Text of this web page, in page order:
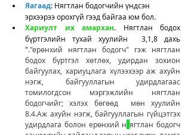
Яагаад: Нягтлан бодогчийн үндсэн
эрхээрээ орохгүй гээд байгаа юм бол.
Хариулт их амархан. Нягтлан бодох
бүртгэлийн тухай хуулийн  3,1,8 дахь
"."ерөнхий нягтлан бодогч" гэж нягтлан
бодох бүртгэл хөтлөх, удирдан зохион
байгуулах, хариуцлага хүлээхээр аж ахуйн
нэгж, байгууллагын удирдлагаас
томилогдсон мэргэжлийн нягтлан
бодогчийг; хэлэх бөгөөд  мөн хуулийн
8.4.Аж ахуйн нэгж, байгууллагын гүйцэтгэх
удирдлага болон ерөнхий н ягтлан бодогч